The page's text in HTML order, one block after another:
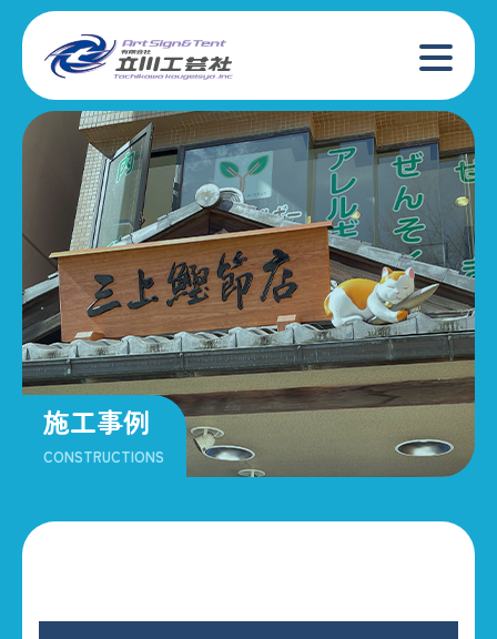
施工事例
CONSTRUCTIONS